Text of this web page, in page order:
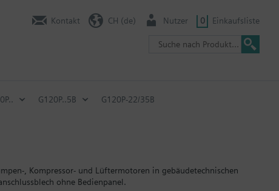
Kontakt CH (de) Nutzer 0 Einkaufsliste
G120P..5B G120P-22/35B
, Kompressor- und Lüftermotoren in gebäudetechnischen
ohne Bedienpanel.